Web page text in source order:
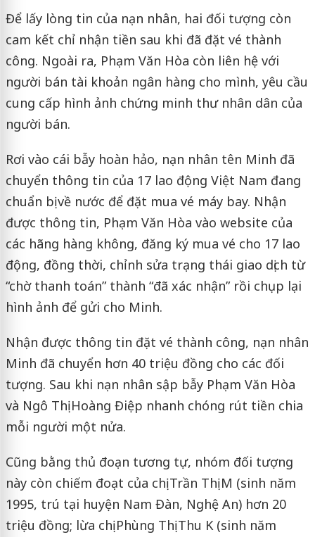
Để lấy lòng tin của nạn nhân, hai đối tượng còn
cam kết chỉ nhận tiền sau khi đã đặt vé thành
công. Ngoài ra, Phạm Văn Hòa còn liên hệ với
người bán tài khoản ngân hàng cho mình, yêu cầu
cung cấp hình ảnh chứng minh thư nhân dân của
người bán.
Rơi vào cái bẫy hoàn hảo, nạn nhân tên Minh đã
chuyển thông tin của 17 lao động Việt Nam đang
chuẩn bị về nước để đặt mua vé máy bay. Nhận
được thông tin, Phạm Văn Hòa vào website của
các hãng hàng không, đăng ký mua vé cho 17 lao
động, đồng thời, chỉnh sửa trạng thái giao dịch từ
“chờ thanh toán” thành “đã xác nhận” rồi chụp lại
hình ảnh để gửi cho Minh.
Nhận được thông tin đặt vé thành công, nạn nhân
Minh đã chuyển hơn 40 triệu đồng cho các đối
tượng. Sau khi nạn nhân sập bẫy Phạm Văn Hòa
và Ngô Thị Hoàng Điệp nhanh chóng rút tiền chia
mỗi người một nửa.
Cũng bằng thủ đoạn tương tự, nhóm đối tượng
này còn chiếm đoạt của chị Trần Thị M (sinh năm
1995, trú tại huyện Nam Đàn, Nghệ An) hơn 20
triệu đồng; lừa chị Phùng Thị Thu K (sinh năm